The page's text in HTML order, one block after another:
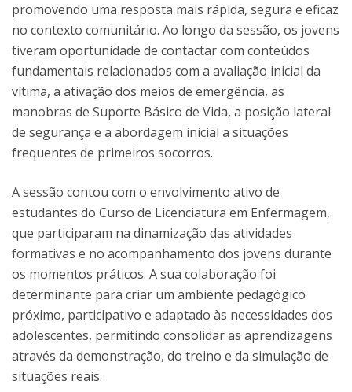
promovendo uma resposta mais rápida, segura e eficaz
no contexto comunitário. Ao longo da sessão, os jovens
tiveram oportunidade de contactar com conteúdos
fundamentais relacionados com a avaliação inicial da
vítima, a ativação dos meios de emergência, as
manobras de Suporte Básico de Vida, a posição lateral
de segurança e a abordagem inicial a situações
frequentes de primeiros socorros.
A sessão contou com o envolvimento ativo de
estudantes do Curso de Licenciatura em Enfermagem,
que participaram na dinamização das atividades
formativas e no acompanhamento dos jovens durante
os momentos práticos. A sua colaboração foi
determinante para criar um ambiente pedagógico
próximo, participativo e adaptado às necessidades dos
adolescentes, permitindo consolidar as aprendizagens
através da demonstração, do treino e da simulação de
situações reais.